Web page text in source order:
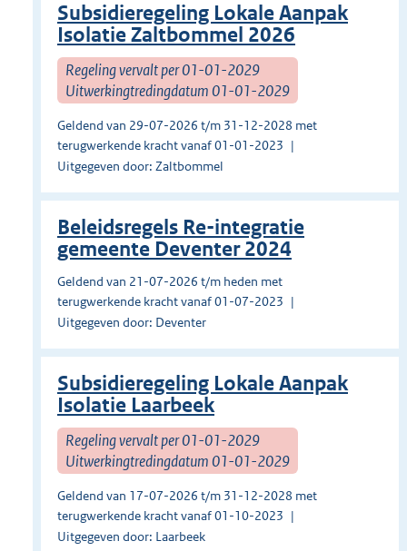
Subsidieregeling Lokale Aanpak
Isolatie Zaltbommel 2026
Regeling vervalt per 01-01-2029
Uitwerkingtredingdatum 01-01-2029
Geldend van 29-07-2026 t/m 31-12-2028 met
terugwerkende kracht vanaf 01-01-2023
Uitgegeven door: Zaltbommel
Beleidsregels Re-integratie
gemeente Deventer 2024
Geldend van 21-07-2026 t/m heden met
terugwerkende kracht vanaf 01-07-2023
Uitgegeven door: Deventer
Subsidieregeling Lokale Aanpak
Isolatie Laarbeek
Regeling vervalt per 01-01-2029
Uitwerkingtredingdatum 01-01-2029
Geldend van 17-07-2026 t/m 31-12-2028 met
terugwerkende kracht vanaf 01-10-2023
Uitgegeven door: Laarbeek